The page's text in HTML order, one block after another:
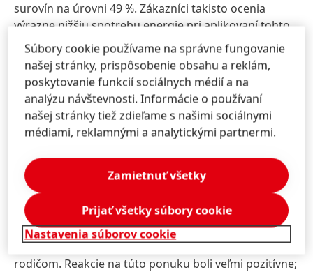
surovín na úrovni 49 %. Zákazníci takisto ocenia
výrazne nižšiu spotrebu energie pri aplikovaní tohto
výrobku.
Rovnosť príležitostí a spravodlivé
pracovné podmienky
Míľnikom v oblasti rozmanitosti a rovnosti je
ktorý spoločnosť zaviedla pre všetkých 47 000
zamestnancov na celom svete. Garantuje minimálne
osem týždňov rodičovskej dovolenky s plnou
náhradou mzdy a vzťahuje sa na všetky typy rodín
vrátane adoptovaných detí resp. detí v pestúnskej
starostlivosti, LGBTQ+ párov a rodín s jedným
rodičom. Reakcie na túto ponuku boli veľmi pozitívne;
Súbory cookie používame na správne fungovanie
našej stránky, prispôsobenie obsahu a reklám,
poskytovanie funkcií sociálnych médií a na
analýzu návštevnosti. Informácie o používaní
našej stránky tiež zdieľame s našimi sociálnymi
médiami, reklamnými a analytickými partnermi.
Nastavenia súborov cookie
Zamietnuť všetky
Prijať všetky súbory cookie